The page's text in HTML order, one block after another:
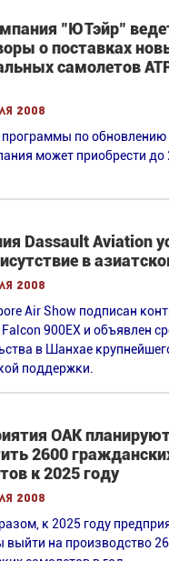
"ЮТэйр"
о поставках
самолетов
2008
программы по
может приобрести до
Dassault Aviation
в
2008
Air Show подписан
900EX и объявлен
в Шанхае
поддержки.
ОАК
2600
к 2025 году
2008
к 2025 году
выйти на производство